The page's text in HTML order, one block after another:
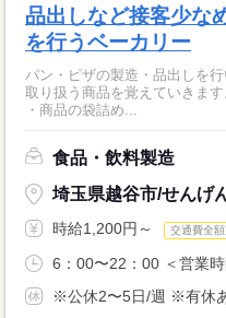
品出しなど接客少な
を行うベーカリー
パン・ピザの製造・品出しを
取り扱う商品を覚えていきます。 ＜仕事内容＞ ・パン・ピザの
・商品の袋詰め...
食品・飲料製造
埼玉県越谷市/せんげ
時給1,200円～ 交通費全
6：00〜22：00 ＜営業時
※公休2〜5日/週 ※有休